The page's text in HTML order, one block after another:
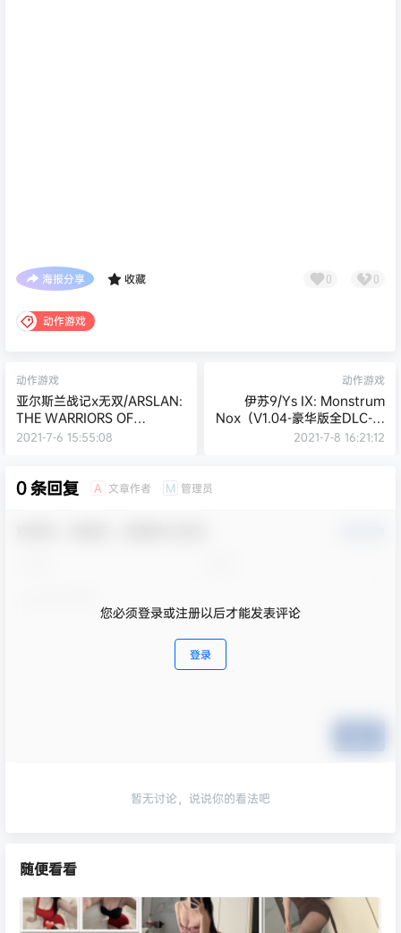
海报分享 收藏 0 0
动作游戏
动作游戏
亚尔斯兰战记x无双/ARSLAN:
THE WARRIORS OF
LEGEND
2021-7-6 15:55:08
动作游戏
伊苏9/Ys IX: Monstrum
Nox（V1.04-豪华版全DLC-汉
化中文)
2021-7-8 16:21:12
0 条回复 A 文章作者 M 管理员
您必须登录或注册以后才能发表评论
登录
暂无讨论，说说你的看法吧
随便看看